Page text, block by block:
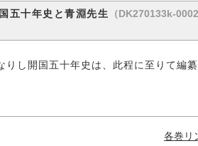
十年史と青淵先生 （DK270133k-0002
し開国五十年史は、此程に至りて編
各巻リ